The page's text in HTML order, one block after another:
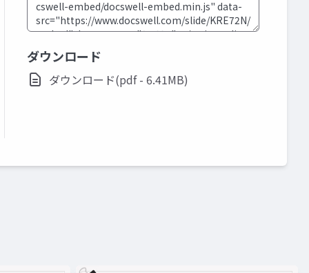
ダウンロード
ダウンロード(pdf - 6.41MB)